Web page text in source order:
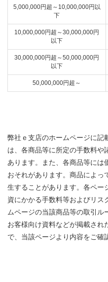
5,000,000円超～10,000,000円以
下
10,000,000円超～30,000,000円
以下
30,000,000円超～50,000,000円
以下
50,000,000円超～
弊社ｅ支店のホームページに記
は、各商品等に所定の手数料や
あります。また、各商品等には
おそれがあります。商品によっ
生することがあります。各ペー
資にかかる手数料等およびリス
ムページの当該商品等の取引
お客様向け資料などが掲載され
で、当該ページより内容をご確